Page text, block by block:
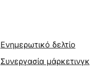
Ενημερωτικό δελτίο
Συνεργασία μάρκετινγκ